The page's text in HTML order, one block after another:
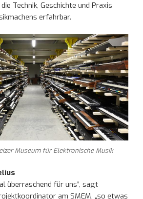
Technik, Geschichte und Praxis
erfahrbar.
Museum für Elektronische Musik
überraschend für uns“, sagt
am SMEM, „so etwas